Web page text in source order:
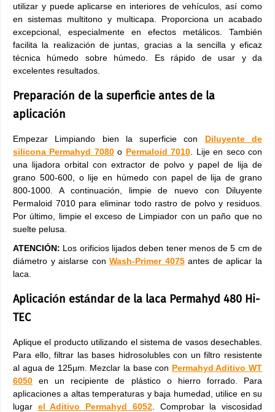
utilizar y puede aplicarse en interiores de vehículos, así como
en sistemas multitono y multicapa. Proporciona un acabado
excepcional, especialmente en efectos metálicos. También
facilita la realización de juntas, gracias a la sencilla y eficaz
técnica húmedo sobre húmedo. Es rápido de usar y da
excelentes resultados.
Preparación de la superficie antes de la
aplicación
Empezar Limpiando bien la superficie con Diluyente de
silicona Permahyd 7080o Permaloid 7010 . Lije en seco con
una lijadora orbital con extractor de polvo y papel de lija de
grano 500-600, o lije en húmedo con papel de lija de grano
800-1000. A continuación, limpie de nuevo con Diluyente
Permaloid 7010 para eliminar todo rastro de polvo y residuos.
Por último, limpie el exceso de Limpiador con un paño que no
suelte pelusa.
ATENCIÓN: Los orificios lijados deben tener menos de 5 cm de
diámetro y aislarse conWash-Primer 4075antes de aplicar la
laca.
Aplicación estándar de la laca Permahyd 480 Hi-
TEC
Aplique el producto utilizando el sistema de vasos desechables.
Para ello, filtrar las bases hidrosolubles con un filtro resistente
al agua de 125µm. Mezclar la base con Permahyd Aditivo WT
6050 en un recipiente de plástico o hierro forrado. Para
aplicaciones a altas temperaturas y baja humedad, utilice en su
lugar el Aditivo Permahyd 6052. Comprobar la viscosidad